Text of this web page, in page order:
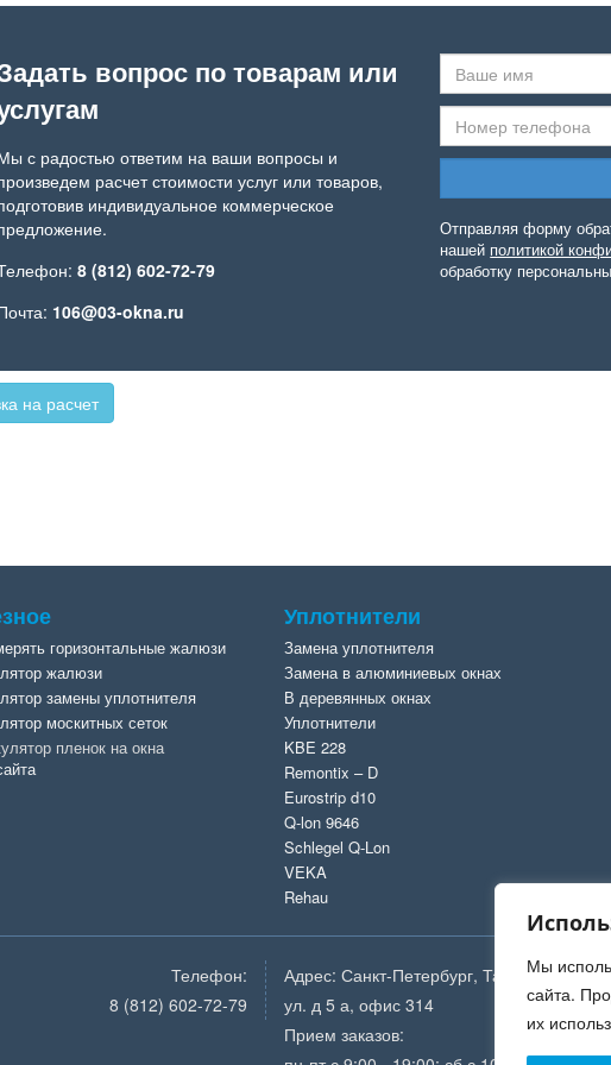
Мы
сайта.
их
вопрос по товарам или
с радостью ответим на ваши вопросы и
расчет стоимости услуг или товаров,
индивидуальное коммерческое
8 (812) 602-72-79
106@03-okna.ru
Отправляя форму
нашей политикой
обработку
на расчет
горизонтальные жалюзи
жалюзи
замены уплотнителя
москитных сеток
пленок на окна
Уплотнители
Замена уплотнителя
Замена в алюминиевых окнах
В деревянных окнах
Уплотнители
KBE 228
Remontix – D
Eurostrip d10
Q-lon 9646
Schlegel Q-Lon
VEKA
Rehau
Телефон:
8 (812) 602-72-79
Адрес: Санкт-Петербург, Таллинская
ул. д 5 а, офис 314
Прием заказов: